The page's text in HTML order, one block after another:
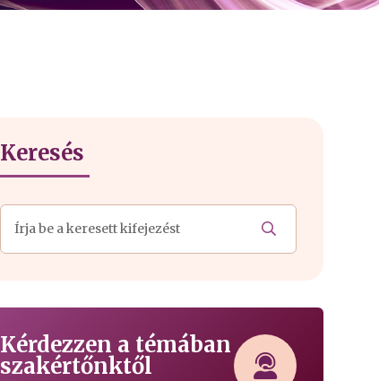
Keresés
Kérdezzen a témában
szakértőnktől